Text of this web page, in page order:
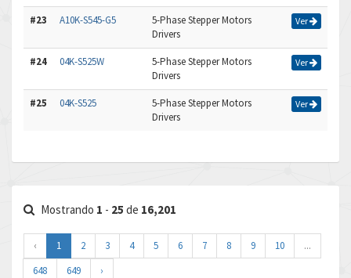
#23 A10K-S545-G5
5-Phase Stepper Motors
Drivers
Ver
#24 04K-S525W
5-Phase Stepper Motors
Drivers
Ver
#25 04K-S525
5-Phase Stepper Motors
Drivers
Ver
Mostrando 1 - 25 de 16,201
‹ 1 2 3 4 5 6 7 8 9 10
...
648
649 ›